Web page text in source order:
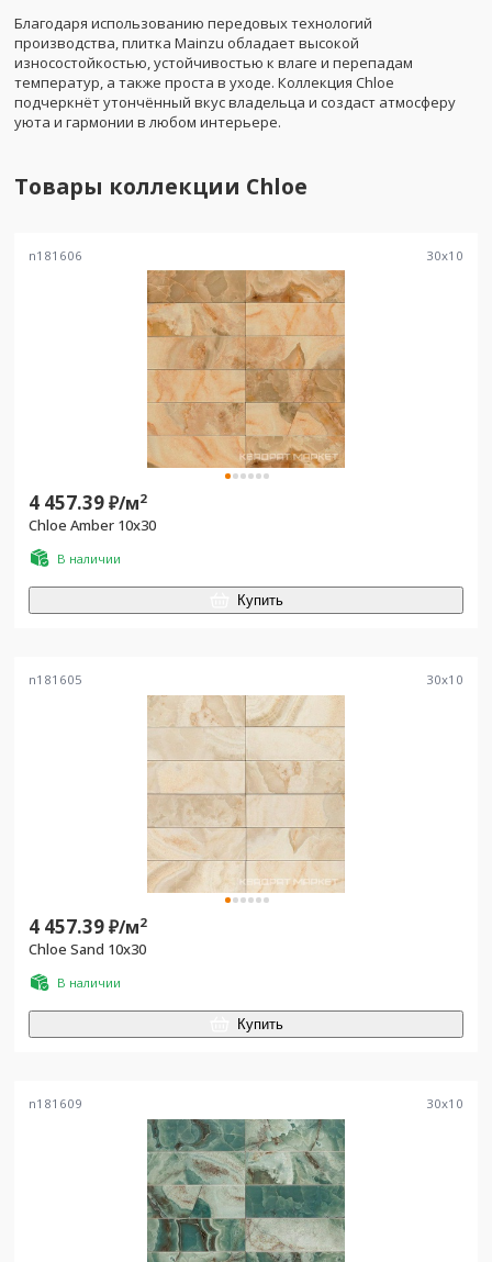
Благодаря использованию передовых технологий
производства, плитка Mainzu обладает высокой
износостойкостью, устойчивостью к влаге и перепадам
температур, а также проста в уходе. Коллекция Chloe
подчеркнёт утончённый вкус владельца и создаст атмосферу
уюта и гармонии в любом интерьере.
Товары коллекции Chloe
n181606 30x10
4 457.39₽/м2
Chloe Amber 10x30
В наличии
Купить
n181605 30x10
4 457.39₽/м2
Chloe Sand 10x30
В наличии
Купить
n181609 30x10